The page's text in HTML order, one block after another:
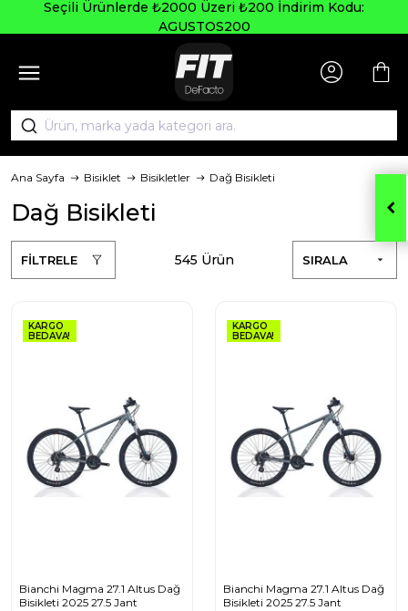
Seçili Ürünlerde ₺2000 Üzeri ₺200 İndirim Kodu:
AGUSTOS200
Ana Sayfa Bisiklet Bisikletler Dağ Bisikleti
Dağ Bisikleti
FİLTRELE SIRALA
545 Ürün
KARGO
BEDAVA!
Bianchi Magma 27.1 Altus Dağ
Bisikleti 2025 27.5 Jant
KARGO
BEDAVA!
Bianchi Magma 27.1 Altus Dağ
Bisikleti 2025 27.5 Jant